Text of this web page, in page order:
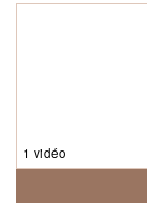
1 vidéo